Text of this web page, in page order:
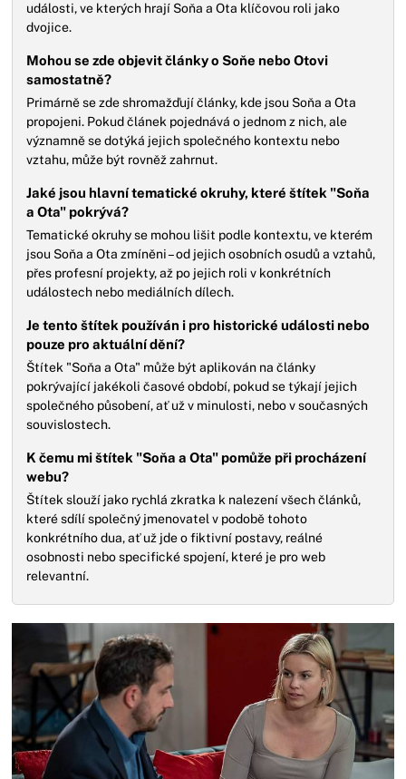
události, ve kterých hrají Soňa a Ota klíčovou roli jako
dvojice.
Mohou se zde objevit články o Soňe nebo Otovi
samostatně?
Primárně se zde shromažďují články, kde jsou Soňa a Ota
propojeni. Pokud článek pojednává o jednom z nich, ale
významně se dotýká jejich společného kontextu nebo
vztahu, může být rovněž zahrnut.
Jaké jsou hlavní tematické okruhy, které štítek "Soňa
a Ota" pokrývá?
Tematické okruhy se mohou lišit podle kontextu, ve kterém
jsou Soňa a Ota zmíněni – od jejich osobních osudů a vztahů,
přes profesní projekty, až po jejich roli v konkrétních
událostech nebo mediálních dílech.
Je tento štítek používán i pro historické události nebo
pouze pro aktuální dění?
Štítek "Soňa a Ota" může být aplikován na články
pokrývající jakékoli časové období, pokud se týkají jejich
společného působení, ať už v minulosti, nebo v současných
souvislostech.
K čemu mi štítek "Soňa a Ota" pomůže při procházení
webu?
Štítek slouží jako rychlá zkratka k nalezení všech článků,
které sdílí společný jmenovatel v podobě tohoto
konkrétního dua, ať už jde o fiktivní postavy, reálné
osobnosti nebo specifické spojení, které je pro web
relevantní.